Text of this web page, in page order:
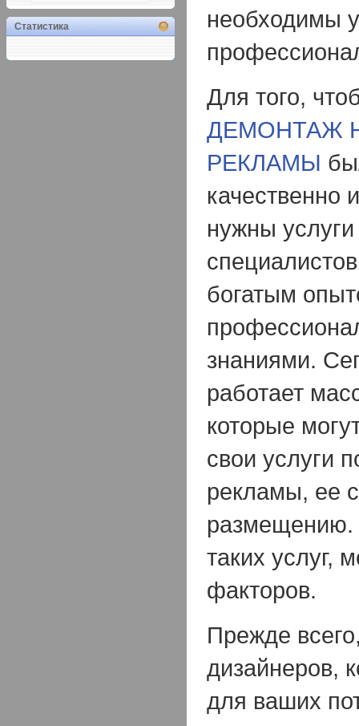
необходимы
Для того,
ДЕМОНТАЖ
РЕКЛАМЫ
качественно
нужны
богатым
знаниями.
работает
которые
свои услуги
рекламы, ее
таких услуг,
факторов.
Прежде
дизайнеров,
для ваших
Статистика